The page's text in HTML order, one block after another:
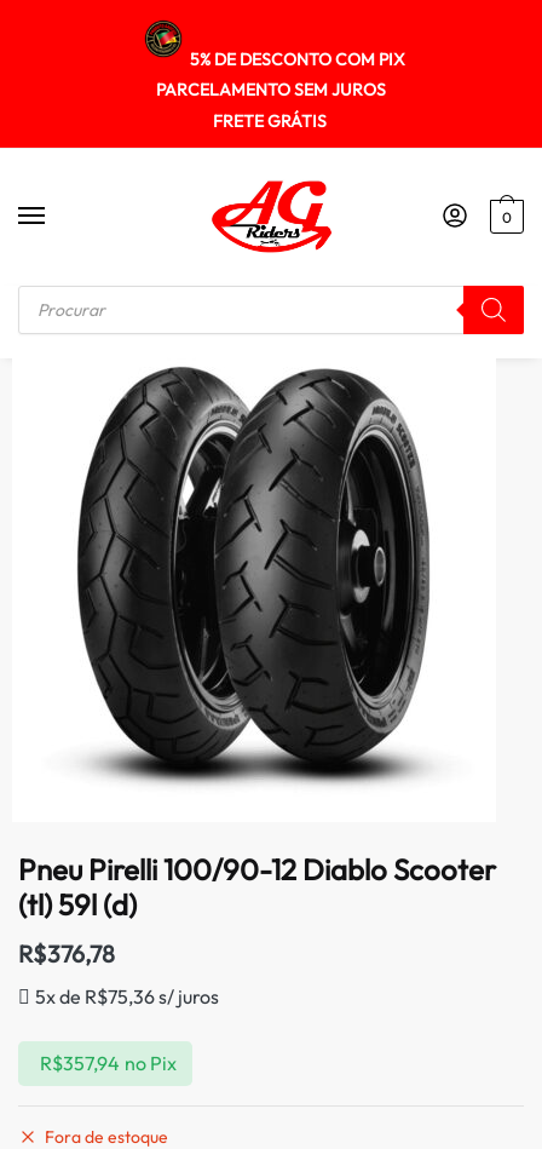
5% DE DESCONTO COM PIX
PARCELAMENTO SEM JUROS
FRETE GRÁTIS
0
Início / PNEUS
Pneu Pirelli 100/90-12 Diablo Scooter
(tl) 59l (d)
R$376,78
5x de R$75,36s/ juros
R$357,94 no Pix
Fora de estoque